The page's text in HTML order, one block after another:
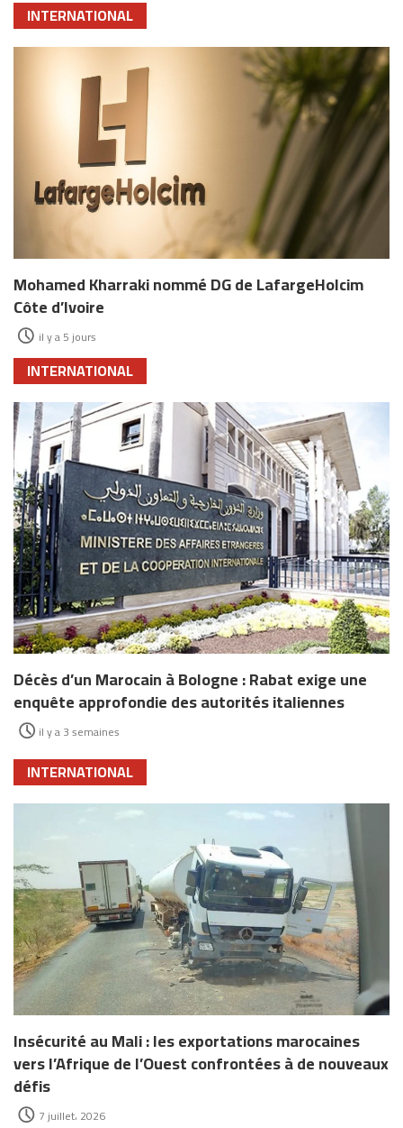
INTERNATIONAL
Mohamed Kharraki nommé DG de LafargeHolcim
Côte d’Ivoire
il y a 5 jours
INTERNATIONAL
Décès d’un Marocain à Bologne : Rabat exige une
enquête approfondie des autorités italiennes
il y a 3 semaines
INTERNATIONAL
Insécurité au Mali : les exportations marocaines
vers l’Afrique de l’Ouest confrontées à de nouveaux
défis
7 juillet، 2026